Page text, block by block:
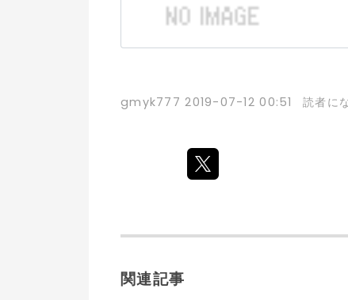
gmyk777 2019-07-12 00:51 読者に
関連記事